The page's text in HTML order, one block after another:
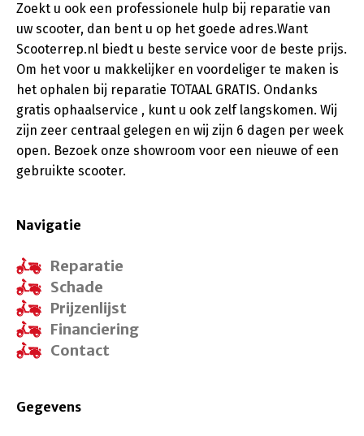
Zoekt u ook een professionele hulp bij reparatie van
uw scooter, dan bent u op het goede adres.Want
Scooterrep.nl biedt u beste service voor de beste prijs.
Om het voor u makkelijker en voordeliger te maken is
het ophalen bij reparatie TOTAAL GRATIS. Ondanks
gratis ophaalservice , kunt u ook zelf langskomen. Wij
zijn zeer centraal gelegen en wij zijn 6 dagen per week
open. Bezoek onze showroom voor een nieuwe of een
gebruikte scooter.
Navigatie
Reparatie
Schade
Prijzenlijst
Financiering
Contact
Gegevens